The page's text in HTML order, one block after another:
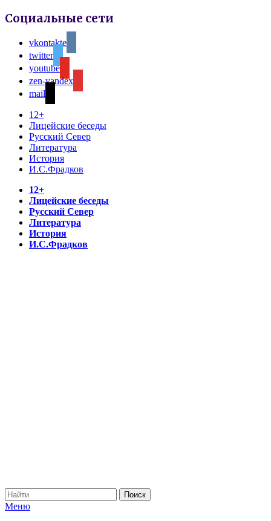
Социальные сети
vkontakte
twitter
youtube
zen-yandex
mail
12+
Лицейские беседы
Русский Север
Литература
История
И.С.Фрадков
12+
Лицейские беседы
Русский Север
Литература
История
И.С.Фрадков
Меню